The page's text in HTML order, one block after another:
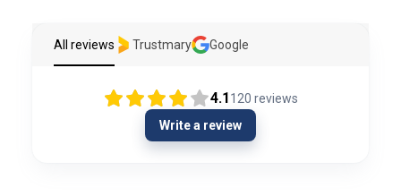
All reviews Trustmary Google
4.1 120 reviews
Write a review